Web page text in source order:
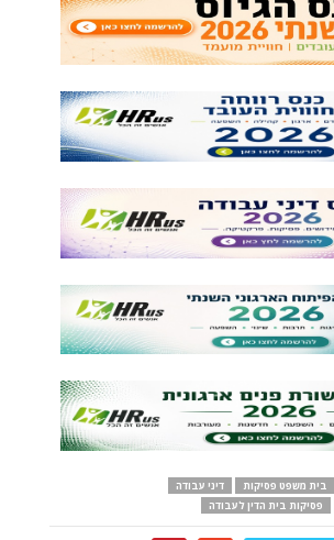
בית משפט פסיקות
דיני עבודה
פסיקות בית הדין לעבודה